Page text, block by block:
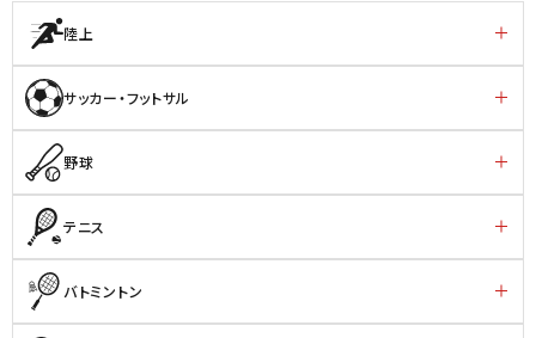
陸上
サッカー・フットサル
野球
テニス
バトミントン